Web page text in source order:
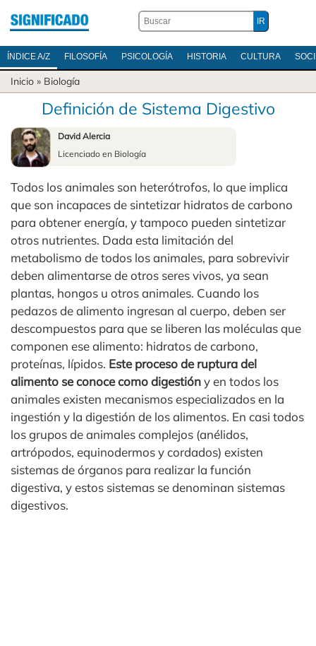
ÍNDICE A/Z FILOSOFÍA PSICOLOGÍA HISTORIA CULTURA
Inicio » Biología
Definición de Sistema Digestivo
David Alercia
Licenciado en Biología
Todos los animales son heterótrofos, lo que implica
que son incapaces de sintetizar hidratos de carbono
para obtener energía, y tampoco pueden sintetizar
otros nutrientes. Dada esta limitación del
metabolismo de todos los animales, para sobrevivir
deben alimentarse de otros seres vivos, ya sean
plantas, hongos u otros animales. Cuando los
pedazos de alimento ingresan al cuerpo, deben ser
descompuestos para que se liberen las moléculas que
componen ese alimento: hidratos de carbono,
proteínas, lípidos. Este proceso de ruptura del
alimento se conoce como digestióny en todos los
animales existen mecanismos especializados en la
ingestión y la digestión de los alimentos. En casi todos
los grupos de animales complejos (anélidos,
artrópodos, equinodermos y cordados) existen
sistemas de órganos para realizar la función
digestiva, y estos sistemas se denominan sistemas
digestivos.